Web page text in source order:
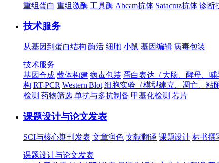
重组蛋白 重组激酶 工具酶 Abcam抗体 Satacruz抗体 诊断
技术服务
从基因到蛋白结构 酶活 细胞 小鼠 基因编辑 病毒包装
技术服务
基因合成 载体构建 病毒包装 蛋白表达（大肠、酵母、
构 RT-PCR Western Blot 细胞实验（模型建立、凋亡、粘
检测 药物筛选 单抗与多抗制备 甲基化检测 芯片
课题设计与论文发表
SCI与核心期刊发表 文章润色 文献翻译 课题设计 标书撰
课题设计与论文发表